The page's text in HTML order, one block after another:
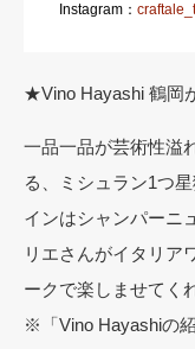
Instagram：
★Vino Hayashi 鶴岡
一品一品が芸術性溢
る、ミシュラン1つ
インはシャンパーニ
リエさんがイタリア
ークで楽しませてく
※「Vino Hayashiの